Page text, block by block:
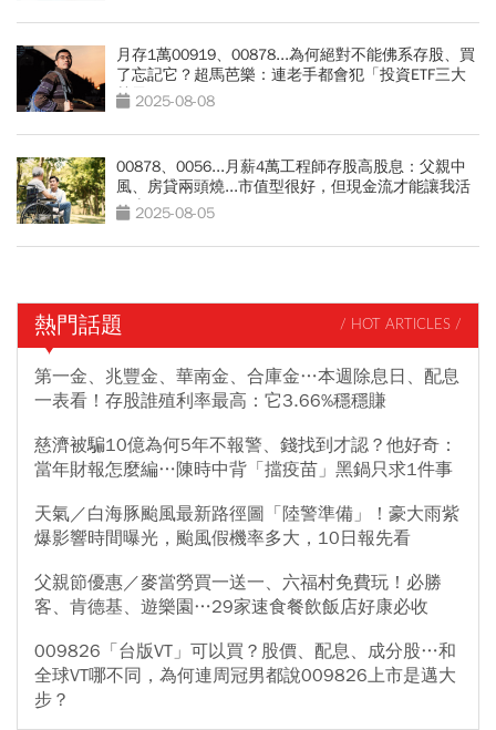
月存1萬00919、00878...為何絕對不能佛系存股、買
了忘記它？超馬芭樂：連老手都會犯「投資ETF三大
禁忌」
2025-08-08
00878、0056...月薪4萬工程師存股高股息：父親中
風、房貸兩頭燒...市值型很好，但現金流才能讓我活
下來2025-08-05
熱門話題 / HOT ARTICLES /
第一金、兆豐金、華南金、合庫金…本週除息日、配息
一表看！存股誰殖利率最高：它3.66%穩穩賺
慈濟被騙10億為何5年不報警、錢找到才認？他好奇：
當年財報怎麼編…陳時中背「擋疫苗」黑鍋只求1件事
天氣／白海豚颱風最新路徑圖「陸警準備」！豪大雨紫
爆影響時間曝光，颱風假機率多大，10日報先看
父親節優惠／麥當勞買一送一、六福村免費玩！必勝
客、肯德基、遊樂園…29家速食餐飲飯店好康必收
009826「台版VT」可以買？股價、配息、成分股…和
全球VT哪不同，為何連周冠男都說009826上市是邁大
步？